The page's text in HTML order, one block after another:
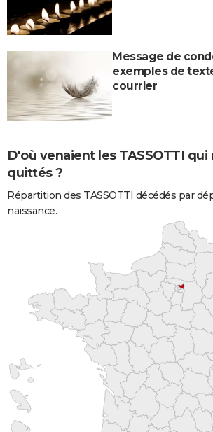
Message de
exemples de
courrier
D'où venaient les TASSOTTI qui
quittés ?
Répartition des TASSOTTI décédés par
naissance.